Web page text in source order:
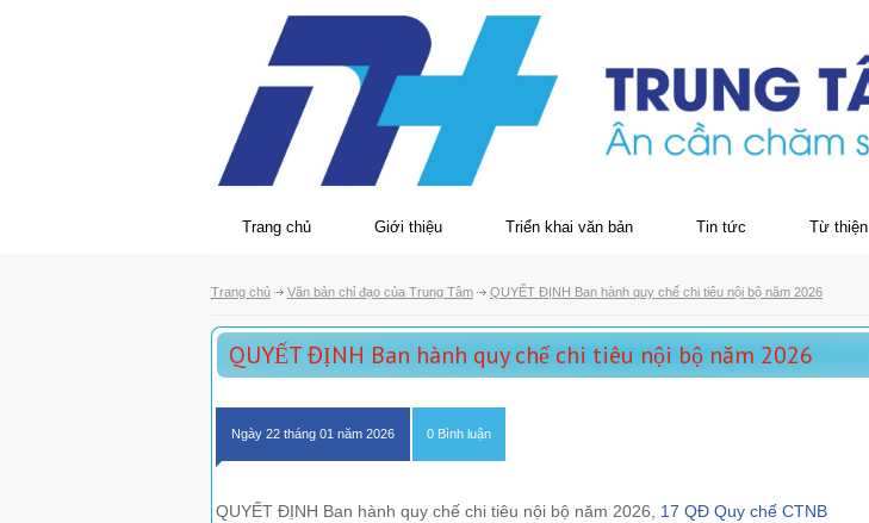
Trang chủ Giới thiệu Triển khai văn bản Tin tức Từ thiện
Trang chủ Văn bản chỉ đạo của Trung Tâm QUYẾT ĐỊNH Ban hành quy chế chi tiêu nội bộ năm 2026
QUYẾT ĐỊNH Ban hành quy chế chi tiêu nội bộ năm 2026
Ngày 22 tháng 01 năm 2026 0 Bình luận
QUYẾT ĐỊNH Ban hành quy chế chi tiêu nội bộ năm 2026, 17 QĐ Quy chế CTNB